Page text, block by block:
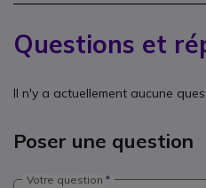
Questions et
Il n'y a actuellement aucune
Poser une question
Votre question